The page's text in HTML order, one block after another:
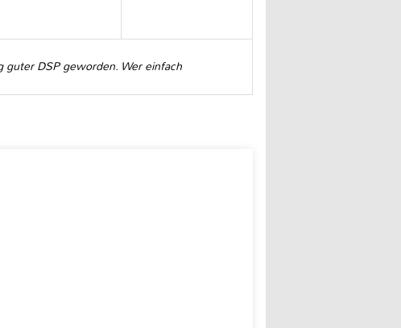
guter DSP geworden. Wer einfach